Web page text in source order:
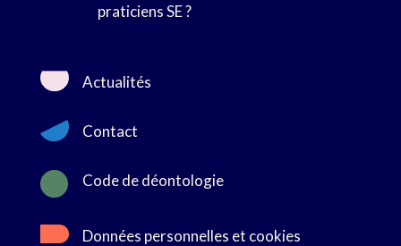
praticiens SE ?
Actualités
Contact
 Code de déontologie
Données personnelles et cookies